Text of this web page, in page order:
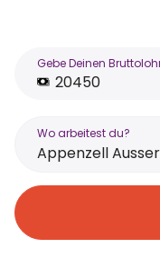
Gebe Deinen
Wo arbeitest du?
Appenzell